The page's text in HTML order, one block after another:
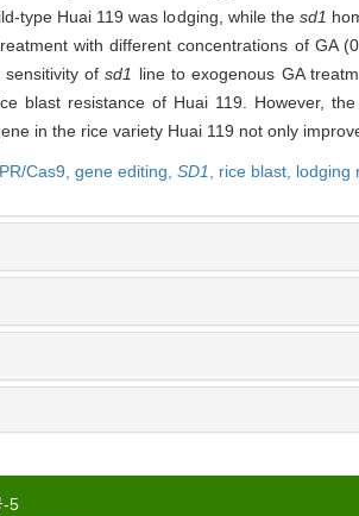
type Huai 119 was lodging, while the sd1
with different concentrations of GA
sensitivity ofsd1 line to exogenous GA
blast resistance of Huai 119. However,
in the rice variety Huai 119 not only
Cas9, gene editing, SD1, rice blast, lodging
-5